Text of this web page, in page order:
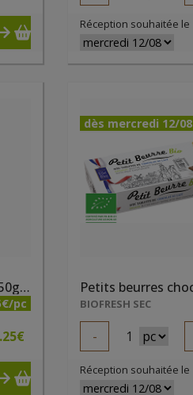
Réception souhaitée le
Petit beurre bio nature 150g Bisson
pc
€
dès mercredi 12/08
BIOFRESH SEC
- 1
Réception souhaitée le